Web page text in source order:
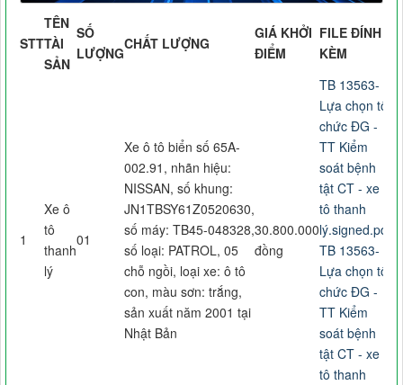
STT
TÊN
TÀI
SẢN
SỐ
LƯỢNG
CHẤT LƯỢNG
GIÁ KHỞI
ĐIỂM
FILE ĐÍNH
KÈM
1
Xe ô
tô
thanh
lý
01
Xe ô tô biển số 65A-
002.91, nhãn hiệu:
NISSAN, số khung:
JN1TBSY61Z0520630,
số máy: TB45-048328,
số loại: PATROL, 05
chỗ ngồi, loại xe: ô tô
con, màu sơn: trắng,
sản xuất năm 2001 tại
Nhật Bản
30.800.000
đồng
TB 13563-
Lựa chọn tổ
chức ĐG -
TT Kiểm
soát bệnh
tật CT - xe ô
tô thanh
lý.signed.pdf
TB 13563-
Lựa chọn tổ
chức ĐG -
TT Kiểm
soát bệnh
tật CT - xe ô
tô thanh